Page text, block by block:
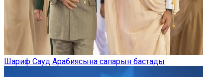
Шариф Сауд Арабиясына сапарын бастады